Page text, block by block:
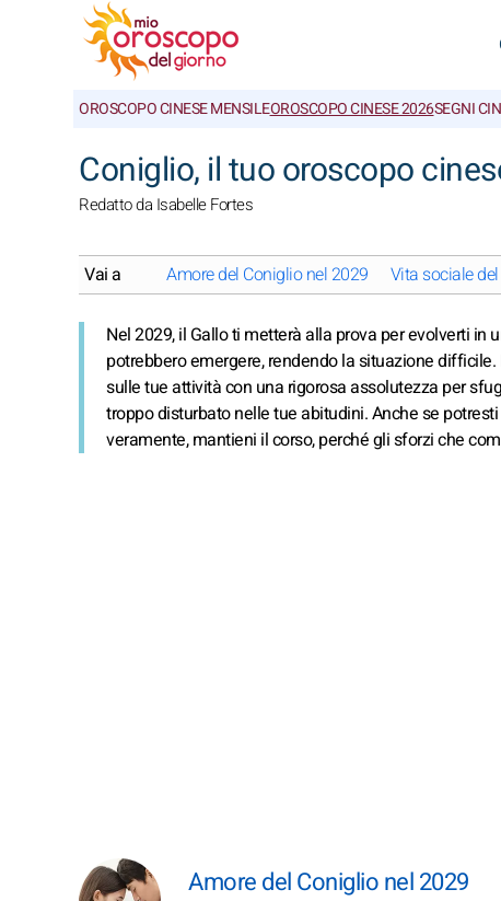
OROSCOPO CINESE MENSILEOROSCOPO CINESE 2026SEGNI
Coniglio, il tuo oroscopo
Redatto da Isabelle Fortes
Vai a Amore del Coniglio nel 2029 Vita sociale
Nel 2029, il Gallo ti metterà alla prova per evolverti
potrebbero emergere, rendendo la situazione
sulle tue attività con una rigorosa assolutezza per
troppo disturbato nelle tue abitudini. Anche se
veramente, mantieni il corso, perché gli sforzi che
Amore del Coniglio nel 2029